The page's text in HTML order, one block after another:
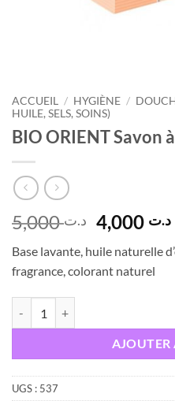
ACCUEIL / HYGIÈNE /
HUILE, SELS, SOINS)
BIO ORIENT Savon
د.ت5,000
Le
prix
initial
était :
د.ت
Base lavante, huile naturelle
fragrance, colorant naturel
AJOUTER
UGS : 537